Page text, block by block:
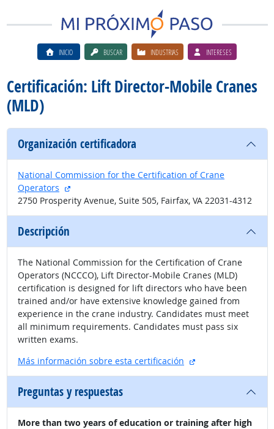
INICIO BUSCAR INDUSTRIAS INTERESES
Certificación: Lift Director-Mobile Cranes
(MLD)
Organización certificadora
National Commission for the Certification of Crane
Operators
sitio externo
2750 Prosperity Avenue, Suite 505, Fairfax, VA 22031-4312
Descripción
The National Commission for the Certification of Crane
Operators (NCCCO), Lift Director-Mobile Cranes (MLD)
certification is designed for lift directors who have been
trained and/or have extensive knowledge gained from
experience in the crane industry. Candidates must meet
all minimum requirements. Candidates must pass six
written exams.
Más información sobre esta certificación
sitio externo
Preguntas y respuestas
More than two years of education or training after high